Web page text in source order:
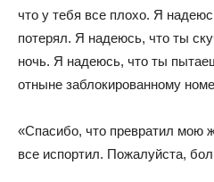
что у тебя все плохо. Я
потерял. Я надеюсь, что ты
ночь. Я надеюсь, что ты
отныне заблокированному
«Спасибо, что превратил мою
все испортил. Пожалуйста,